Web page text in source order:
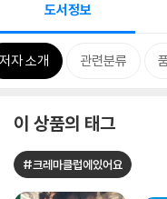
도서정보
저자 소개 관련분류
이 상품의 태그
#크레마클럽에있어요